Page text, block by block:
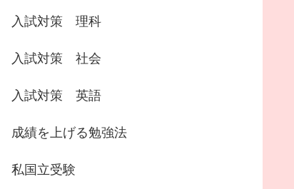
入試対策 理科
入試対策 社会
入試対策 英語
成績を上げる勉強法
私国立受験